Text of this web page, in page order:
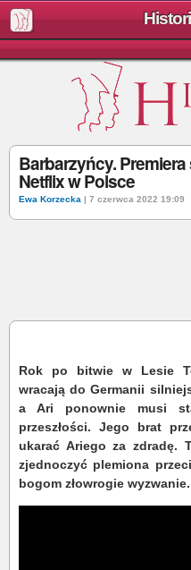
Barbarzyńcy.
Netflix w Polsce
Ewa Korzecka | 7 czerwca 2022 19:09
Rok po bitwie w Lesie
wracają do Germanii
a Ari ponownie musi
przeszłości. Jego brat
ukarać Ariego za zdradę.
zjednoczyć plemiona
bogom złowrogie wyzwanie.